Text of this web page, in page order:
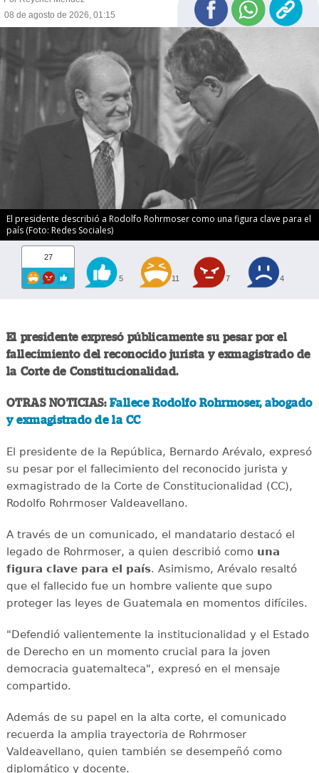
08 de agosto de 2026, 01:15
El presidente describió a Rodolfo Rohrmoser como una figura clave para el
país (Foto: Redes Sociales)
27
5 11 7 4
El presidente expresó públicamente su pesar por el
fallecimiento del reconocido jurista y exmagistrado de
la Corte de Constitucionalidad.
OTRAS NOTICIAS: Fallece Rodolfo Rohrmoser, abogado
y exmagistrado de la CC
El presidente de la República, Bernardo Arévalo, expresó
su pesar por el fallecimiento del reconocido jurista y
exmagistrado de la Corte de Constitucionalidad (CC),
Rodolfo Rohrmoser Valdeavellano.
A través de un comunicado, el mandatario destacó el
legado de Rohrmoser, a quien describió comouna
figura clave para el país. Asimismo, Arévalo resaltó
que el fallecido fue un hombre valiente que supo
proteger las leyes de Guatemala en momentos difíciles.
"Defendió valientemente la institucionalidad y el Estado
de Derecho en un momento crucial para la joven
democracia guatemalteca", expresó en el mensaje
compartido.
Además de su papel en la alta corte, el comunicado
recuerda la amplia trayectoria de Rohrmoser
Valdeavellano, quien también se desempeñó como
diplomático y docente.